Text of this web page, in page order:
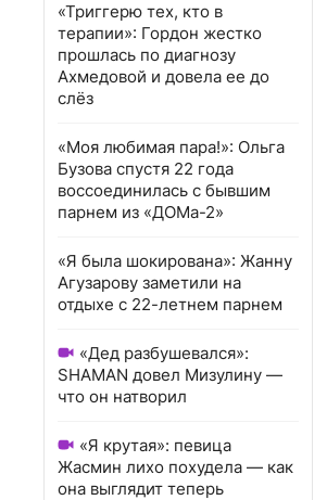
«Триггерю тех, кто в
терапии»: Гордон жестко
прошлась по диагнозу
Ахмедовой и довела ее до
слёз
«Моя любимая пара!»: Ольга
Бузова спустя 22 года
воссоединилась с бывшим
парнем из «ДОМа-2»
«Я была шокирована»: Жанну
Агузарову заметили на
отдыхе с 22-летнем парнем
«Дед разбушевался»:
SHAMAN довел Мизулину —
что он натворил
«Я крутая»: певица
Жасмин лихо похудела — как
она выглядит теперь